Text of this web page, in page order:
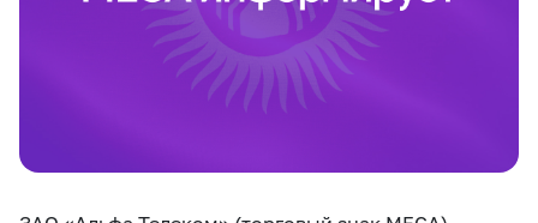
M2M
Все услуги Развлечения Соц.сети
Компания